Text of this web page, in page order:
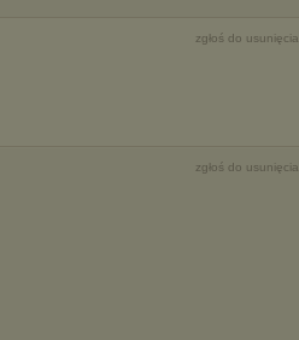
zgłoś do usunięcia
zgłoś do usunięcia